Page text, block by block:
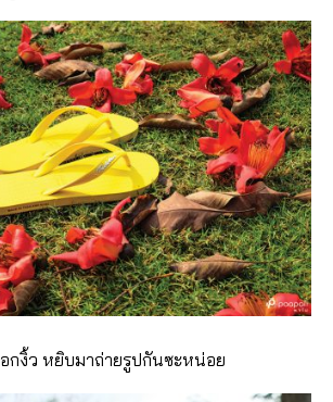
กงิ้ว หยิบมาถ่ายรูปกันซะหน่อย